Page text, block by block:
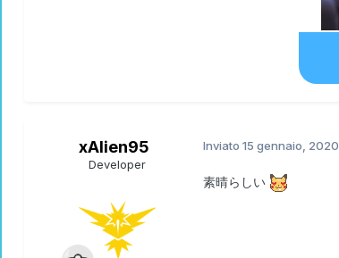
xAlien95
Developer
Inviato 15 gennaio, 2020
素晴らしい